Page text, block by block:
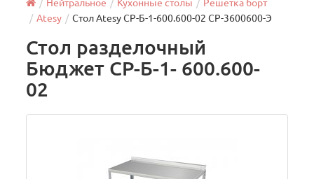
Нейтральное Кухонные столы
Решётка борт
Atesy
Стол Atesy СР-Б-1-600.600-02 СР-3600600-Э
Стол разделочный
Бюджет СР-Б-1- 600.600-
02